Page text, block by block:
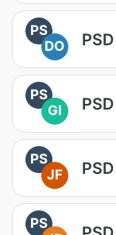
PS
DO
PS
GI
PS
JF
PS